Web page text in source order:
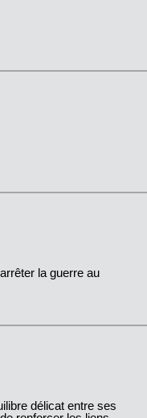
la guerre au
délicat entre ses